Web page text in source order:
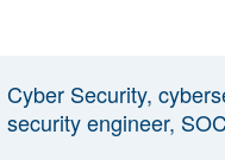
Cyber Security,
security engineer,